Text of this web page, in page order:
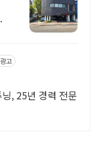
광고
, 25년 경력 전문